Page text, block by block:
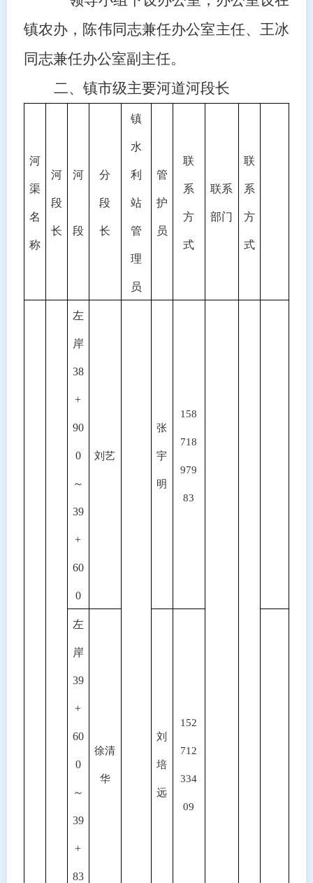
镇农办， 陈伟同志兼任办公室主任、王冰
同志兼任办公室副主任。
二、镇市级主要河道河段长
河
渠
名
称
河
段
长
河
段
分
段
长
镇
水
利
站
管
理
员
管
护
员
联
系
方
式
联系
部门
联
系
方
式
左
岸
38
+
90
0
～
39
+
60
0
刘艺
张
宇
明
158
718
979
83
左
岸
39
+
60
0
～
39
+
83
徐清
华
刘
培
远
152
712
334
09